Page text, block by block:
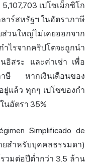
เปโซเม็กซิโก
าร์สหรัฐฯ ในอัตราภาษี
วนใหญ่ไม่เคยออกจาก
ไรจากคริปโตจะถูกนำ
อิสระ และค่าเช่า เพื่อ
าษี หากเงินเดือนของ
ยู่แล้ว ทุกๆ เปโซของกำ
นอัตรา 35%
Simplificado de
ำหรับบุคคลธรรมดา)
วมต่อปีต่ำกว่า 3.5 ล้าน